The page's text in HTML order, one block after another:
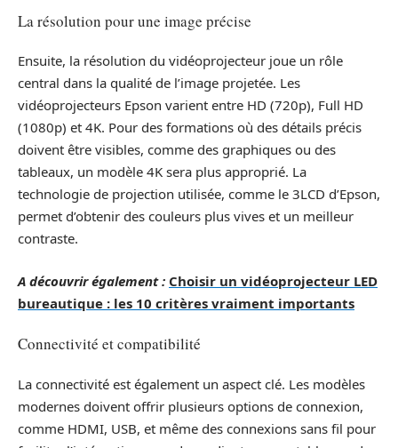
La résolution pour une image précise
Ensuite, la résolution du vidéoprojecteur joue un rôle
central dans la qualité de l’image projetée. Les
vidéoprojecteurs Epson varient entre HD (720p), Full HD
(1080p) et 4K. Pour des formations où des détails précis
doivent être visibles, comme des graphiques ou des
tableaux, un modèle 4K sera plus approprié. La
technologie de projection utilisée, comme le 3LCD d’Epson,
permet d’obtenir des couleurs plus vives et un meilleur
contraste.
A découvrir également : Choisir un vidéoprojecteur LED
bureautique : les 10 critères vraiment importants
Connectivité et compatibilité
La connectivité est également un aspect clé. Les modèles
modernes doivent offrir plusieurs options de connexion,
comme HDMI, USB, et même des connexions sans fil pour